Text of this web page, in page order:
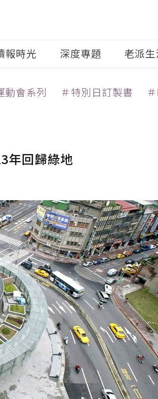
報時光 深度專題 老派生
動會系列 ＃特別日訂製書
年回歸綠地